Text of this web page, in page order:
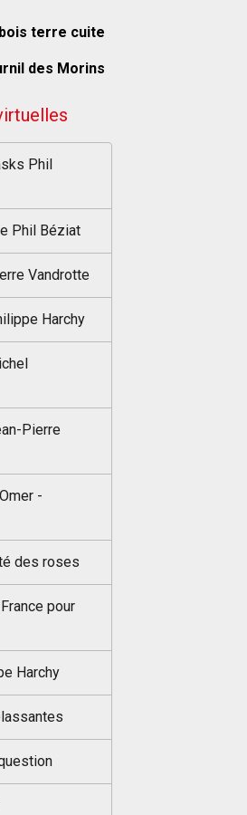
terre cuite
des Morins
Phil
Phil Béziat
Vandrotte
Harchy
Pierre
-
des roses
pour
Harchy